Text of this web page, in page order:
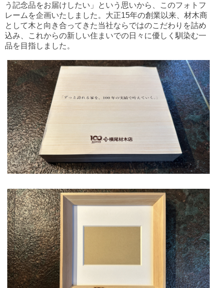
う記念品をお届けしたい」という思いから、このフォトフ
レームを企画いたしました。大正15年の創業以来、材木商
として木と向き合ってきた当社ならではのこだわりを詰め
込み、これからの新しい住まいでの日々に優しく馴染む一
品を目指しました。